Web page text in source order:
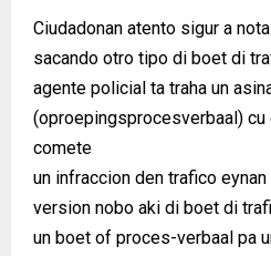
Ciudadonan atento sigur a
sacando otro tipo di boet di
agente policial ta traha un
(oproepingsprocesverbaal) cu
comete
un infraccion den trafico
version nobo aki di boet di
un boet of proces-verbaal pa